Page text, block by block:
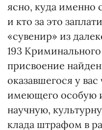
ясно, куда именно
и кто за это
«сувенир» из
193
присвоение
оказавшегося у
имеющего особую
научную,
клада штрафом в